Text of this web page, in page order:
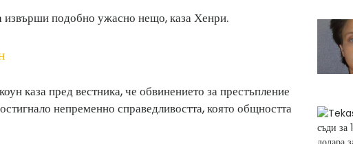
извърши подобно ужасно нещо, каза Хенри.
каза пред вестника, че обвинението за престъпление
непременно справедливостта, която общността